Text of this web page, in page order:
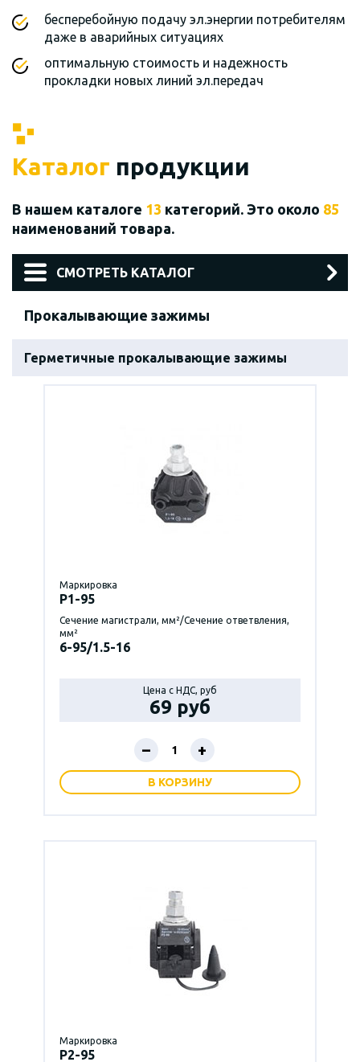
бесперебойную подачу эл.энергии потребителям
даже в аварийных ситуациях
оптимальную стоимость и надежность
прокладки новых линий эл.передач
Каталог продукции
В нашем каталоге 13 категорий. Это около 85
наименований товара.
СМОТРЕТЬ КАТАЛОГ
Прокалывающие зажимы
Герметичные прокалывающие зажимы
Маркировка
P1-95
Сечение магистрали, мм²/Сечение ответвления,
мм²
6-95/1.5-16
Цена с НДС, руб
69 руб
– +
В КОРЗИНУ
Маркировка
P2-95